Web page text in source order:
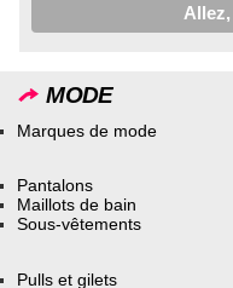
MODE
Marques de mode
Pantalons
Maillots de bain
Sous-vêtements
Pulls et gilets